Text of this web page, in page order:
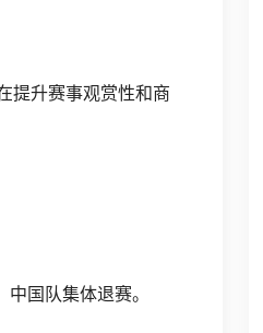
提升赛事观赏性和商
国队集体退赛。